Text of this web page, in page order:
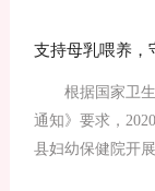
支持母乳喂养，
根据国家卫生
通知》要求，
县妇幼保健院开